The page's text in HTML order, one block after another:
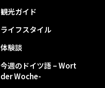
観光ガイド
ライフスタイル
体験談
今週のドイツ語 – Wort
der Woche-